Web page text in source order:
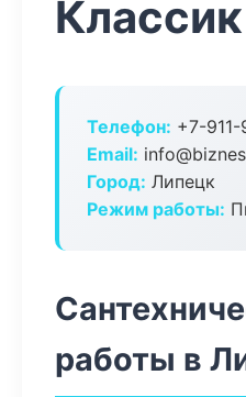
Телефон: +7-
Email:
Город: Липецк
Режим работы:
работы в